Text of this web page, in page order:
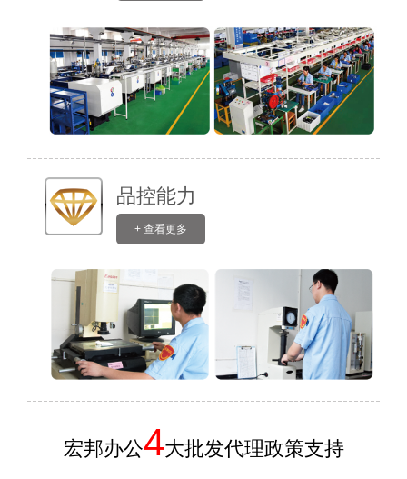
品控能力
+ 查看更多
宏邦办公4大批发代理政策支持